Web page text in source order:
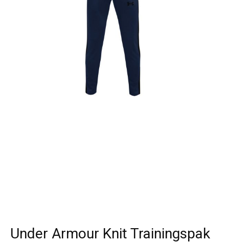
Under Armour Knit Trainingspak